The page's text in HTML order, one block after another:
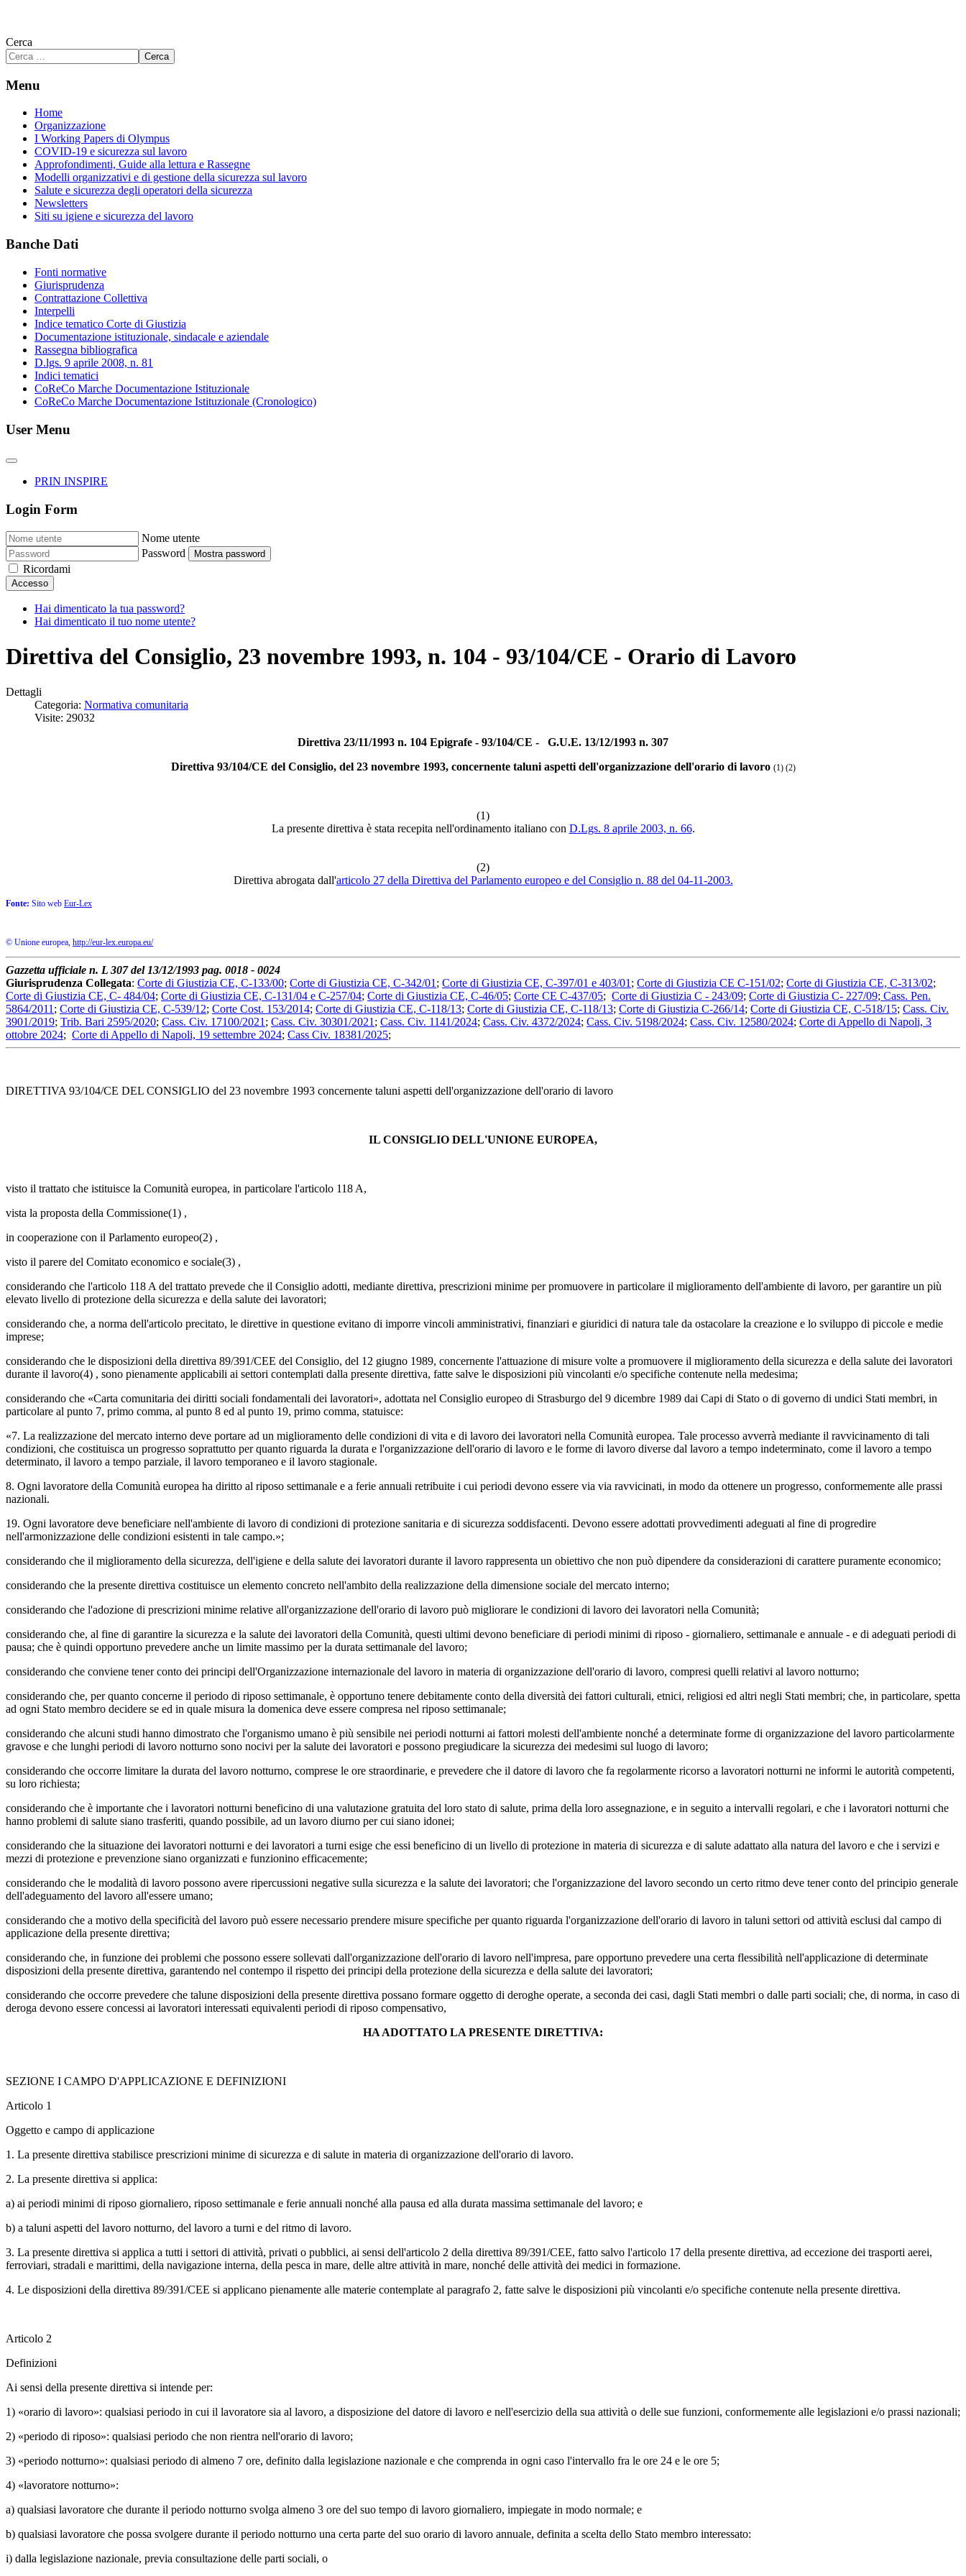
Cerca
Cerca
Menu
Home
Organizzazione
I Working Papers di Olympus
COVID-19 e sicurezza sul lavoro
Approfondimenti, Guide alla lettura e Rassegne
Modelli organizzativi e di gestione della sicurezza sul lavoro
Salute e sicurezza degli operatori della sicurezza
Newsletters
Siti su igiene e sicurezza del lavoro
Banche Dati
Fonti normative
Giurisprudenza
Contrattazione Collettiva
Interpelli
Indice tematico Corte di Giustizia
Documentazione istituzionale, sindacale e aziendale
Rassegna bibliografica
D.lgs. 9 aprile 2008, n. 81
Indici tematici
CoReCo Marche Documentazione Istituzionale
CoReCo Marche Documentazione Istituzionale (Cronologico)
User Menu
PRIN INSPIRE
Login Form
Nome utente
Password
Mostra password
Ricordami
Accesso
Hai dimenticato la tua password?
Hai dimenticato il tuo nome utente?
Direttiva del Consiglio, 23 novembre 1993, n. 104 - 93/104/CE - Orario di Lavoro
Dettagli
Categoria: Normativa comunitaria
Visite: 29032
Direttiva 23/11/1993 n. 104 Epigrafe - 93/104/CE - G.U.E. 13/12/1993 n. 307
Direttiva 93/104/CE del Consiglio, del 23 novembre 1993, concernente taluni aspetti dell'organizzazione dell'orario di lavoro (1) (2)
(1)
La presente direttiva è stata recepita nell'ordinamento italiano con D.Lgs. 8 aprile 2003, n. 66.
(2)
Direttiva abrogata dall'articolo 27 della Direttiva del Parlamento europeo e del Consiglio n. 88 del 04-11-2003.
Fonte: Sito web Eur-Lex
© Unione europea, http://eur-lex.europa.eu/
Gazzetta ufficiale n. L 307 del 13/12/1993 pag. 0018 - 0024
Giurisprudenza Collegata: Corte di Giustizia CE, C-133/00; Corte di Giustizia CE, C-342/01 ; Corte di Giustizia CE, C-397/01 e 403/01 ; Corte di Giustizia CE C-151/02; Corte di Giustizia CE, C-313/02;
Corte di Giustizia CE, C- 484/04; Corte di Giustizia CE, C-131/04 e C-257/04; Corte di Giustizia CE, C-46/05; Corte CE C-437/05; Corte di Giustizia C - 243/09; Corte di Giustizia C- 227/09; Cass. Pen.
5864/2011 ; Corte di Giustizia CE, C-539/12; Corte Cost. 153/2014; Corte di Giustizia CE, C-118/13; Corte di Giustizia CE, C-118/13; Corte di Giustizia C-266/14; Corte di Giustizia CE, C-518/15; Cass. Civ.
3901/2019; Trib. Bari 2595/2020; Cass. Civ. 17100/2021 ; Cass. Civ. 30301/2021 ; Cass. Civ. 1141/2024; Cass. Civ. 4372/2024; Cass. Civ. 5198/2024; Cass. Civ. 12580/2024; Corte di Appello di Napoli, 3
ottobre 2024; Corte di Appello di Napoli, 19 settembre 2024; Cass Civ. 18381/2025;
DIRETTIVA 93/104/CE DEL CONSIGLIO del 23 novembre 1993 concernente taluni aspetti dell'organizzazione dell'orario di lavoro
IL CONSIGLIO DELL'UNIONE EUROPEA,
visto il trattato che istituisce la Comunità europea, in particolare l'articolo 118 A,
vista la proposta della Commissione(1) ,
in cooperazione con il Parlamento europeo(2) ,
visto il parere del Comitato economico e sociale(3) ,
considerando che l'articolo 118 A del trattato prevede che il Consiglio adotti, mediante direttiva, prescrizioni minime per promuovere in particolare il miglioramento dell'ambiente di lavoro, per garantire un più
elevato livello di protezione della sicurezza e della salute dei lavoratori;
considerando che, a norma dell'articolo precitato, le direttive in questione evitano di imporre vincoli amministrativi, finanziari e giuridici di natura tale da ostacolare la creazione e lo sviluppo di piccole e medie
imprese;
considerando che le disposizioni della direttiva 89/391/CEE del Consiglio, del 12 giugno 1989, concernente l'attuazione di misure volte a promuovere il miglioramento della sicurezza e della salute dei lavoratori
durante il lavoro(4) , sono pienamente applicabili ai settori contemplati dalla presente direttiva, fatte salve le disposizioni più vincolanti e/o specifiche contenute nella medesima;
considerando che «Carta comunitaria dei diritti sociali fondamentali dei lavoratori», adottata nel Consiglio europeo di Strasburgo del 9 dicembre 1989 dai Capi di Stato o di governo di undici Stati membri, in
particolare al punto 7, primo comma, al punto 8 ed al punto 19, primo comma, statuisce:
«7. La realizzazione del mercato interno deve portare ad un miglioramento delle condizioni di vita e di lavoro dei lavoratori nella Comunità europea. Tale processo avverrà mediante il ravvicinamento di tali
condizioni, che costituisca un progresso soprattutto per quanto riguarda la durata e l'organizzazione dell'orario di lavoro e le forme di lavoro diverse dal lavoro a tempo indeterminato, come il lavoro a tempo
determinato, il lavoro a tempo parziale, il lavoro temporaneo e il lavoro stagionale.
8. Ogni lavoratore della Comunità europea ha diritto al riposo settimanale e a ferie annuali retribuite i cui periodi devono essere via via ravvicinati, in modo da ottenere un progresso, conformemente alle prassi
nazionali.
19. Ogni lavoratore deve beneficiare nell'ambiente di lavoro di condizioni di protezione sanitaria e di sicurezza soddisfacenti. Devono essere adottati provvedimenti adeguati al fine di progredire
nell'armonizzazione delle condizioni esistenti in tale campo.»;
considerando che il miglioramento della sicurezza, dell'igiene e della salute dei lavoratori durante il lavoro rappresenta un obiettivo che non può dipendere da considerazioni di carattere puramente economico;
considerando che la presente direttiva costituisce un elemento concreto nell'ambito della realizzazione della dimensione sociale del mercato interno;
considerando che l'adozione di prescrizioni minime relative all'organizzazione dell'orario di lavoro può migliorare le condizioni di lavoro dei lavoratori nella Comunità;
considerando che, al fine di garantire la sicurezza e la salute dei lavoratori della Comunità, questi ultimi devono beneficiare di periodi minimi di riposo - giornaliero, settimanale e annuale - e di adeguati periodi di
pausa; che è quindi opportuno prevedere anche un limite massimo per la durata settimanale del lavoro;
considerando che conviene tener conto dei principi dell'Organizzazione internazionale del lavoro in materia di organizzazione dell'orario di lavoro, compresi quelli relativi al lavoro notturno;
considerando che, per quanto concerne il periodo di riposo settimanale, è opportuno tenere debitamente conto della diversità dei fattori culturali, etnici, religiosi ed altri negli Stati membri; che, in particolare, spetta
ad ogni Stato membro decidere se ed in quale misura la domenica deve essere compresa nel riposo settimanale;
considerando che alcuni studi hanno dimostrato che l'organismo umano è più sensibile nei periodi notturni ai fattori molesti dell'ambiente nonché a determinate forme di organizzazione del lavoro particolarmente
gravose e che lunghi periodi di lavoro notturno sono nocivi per la salute dei lavoratori e possono pregiudicare la sicurezza dei medesimi sul luogo di lavoro;
considerando che occorre limitare la durata del lavoro notturno, comprese le ore straordinarie, e prevedere che il datore di lavoro che fa regolarmente ricorso a lavoratori notturni ne informi le autorità competenti,
su loro richiesta;
considerando che è importante che i lavoratori notturni beneficino di una valutazione gratuita del loro stato di salute, prima della loro assegnazione, e in seguito a intervalli regolari, e che i lavoratori notturni che
hanno problemi di salute siano trasferiti, quando possibile, ad un lavoro diurno per cui siano idonei;
considerando che la situazione dei lavoratori notturni e dei lavoratori a turni esige che essi beneficino di un livello di protezione in materia di sicurezza e di salute adattato alla natura del lavoro e che i servizi e
mezzi di protezione e prevenzione siano organizzati e funzionino efficacemente;
considerando che le modalità di lavoro possono avere ripercussioni negative sulla sicurezza e la salute dei lavoratori; che l'organizzazione del lavoro secondo un certo ritmo deve tener conto del principio generale
dell'adeguamento del lavoro all'essere umano;
considerando che a motivo della specificità del lavoro può essere necessario prendere misure specifiche per quanto riguarda l'organizzazione dell'orario di lavoro in taluni settori od attività esclusi dal campo di
applicazione della presente direttiva;
considerando che, in funzione dei problemi che possono essere sollevati dall'organizzazione dell'orario di lavoro nell'impresa, pare opportuno prevedere una certa flessibilità nell'applicazione di determinate
disposizioni della presente direttiva, garantendo nel contempo il rispetto dei principi della protezione della sicurezza e della salute dei lavoratori;
considerando che occorre prevedere che talune disposizioni della presente direttiva possano formare oggetto di deroghe operate, a seconda dei casi, dagli Stati membri o dalle parti sociali; che, di norma, in caso di
deroga devono essere concessi ai lavoratori interessati equivalenti periodi di riposo compensativo,
HA ADOTTATO LA PRESENTE DIRETTIVA:
SEZIONE I CAMPO D'APPLICAZIONE E DEFINIZIONI
Articolo 1
Oggetto e campo di applicazione
1. La presente direttiva stabilisce prescrizioni minime di sicurezza e di salute in materia di organizzazione dell'orario di lavoro.
2. La presente direttiva si applica:
a) ai periodi minimi di riposo giornaliero, riposo settimanale e ferie annuali nonché alla pausa ed alla durata massima settimanale del lavoro; e
b) a taluni aspetti del lavoro notturno, del lavoro a turni e del ritmo di lavoro.
3. La presente direttiva si applica a tutti i settori di attività, privati o pubblici, ai sensi dell'articolo 2 della direttiva 89/391/CEE, fatto salvo l'articolo 17 della presente direttiva, ad eccezione dei trasporti aerei,
ferroviari, stradali e marittimi, della navigazione interna, della pesca in mare, delle altre attività in mare, nonché delle attività dei medici in formazione.
4. Le disposizioni della direttiva 89/391/CEE si applicano pienamente alle materie contemplate al paragrafo 2, fatte salve le disposizioni più vincolanti e/o specifiche contenute nella presente direttiva.
Articolo 2
Definizioni
Ai sensi della presente direttiva si intende per:
1) «orario di lavoro»: qualsiasi periodo in cui il lavoratore sia al lavoro, a disposizione del datore di lavoro e nell'esercizio della sua attività o delle sue funzioni, conformemente alle legislazioni e/o prassi nazionali;
2) «periodo di riposo»: qualsiasi periodo che non rientra nell'orario di lavoro;
3) «periodo notturno»: qualsiasi periodo di almeno 7 ore, definito dalla legislazione nazionale e che comprenda in ogni caso l'intervallo fra le ore 24 e le ore 5;
4) «lavoratore notturno»:
a) qualsiasi lavoratore che durante il periodo notturno svolga almeno 3 ore del suo tempo di lavoro giornaliero, impiegate in modo normale; e
b) qualsiasi lavoratore che possa svolgere durante il periodo notturno una certa parte del suo orario di lavoro annuale, definita a scelta dello Stato membro interessato:
i) dalla legislazione nazionale, previa consultazione delle parti sociali, o